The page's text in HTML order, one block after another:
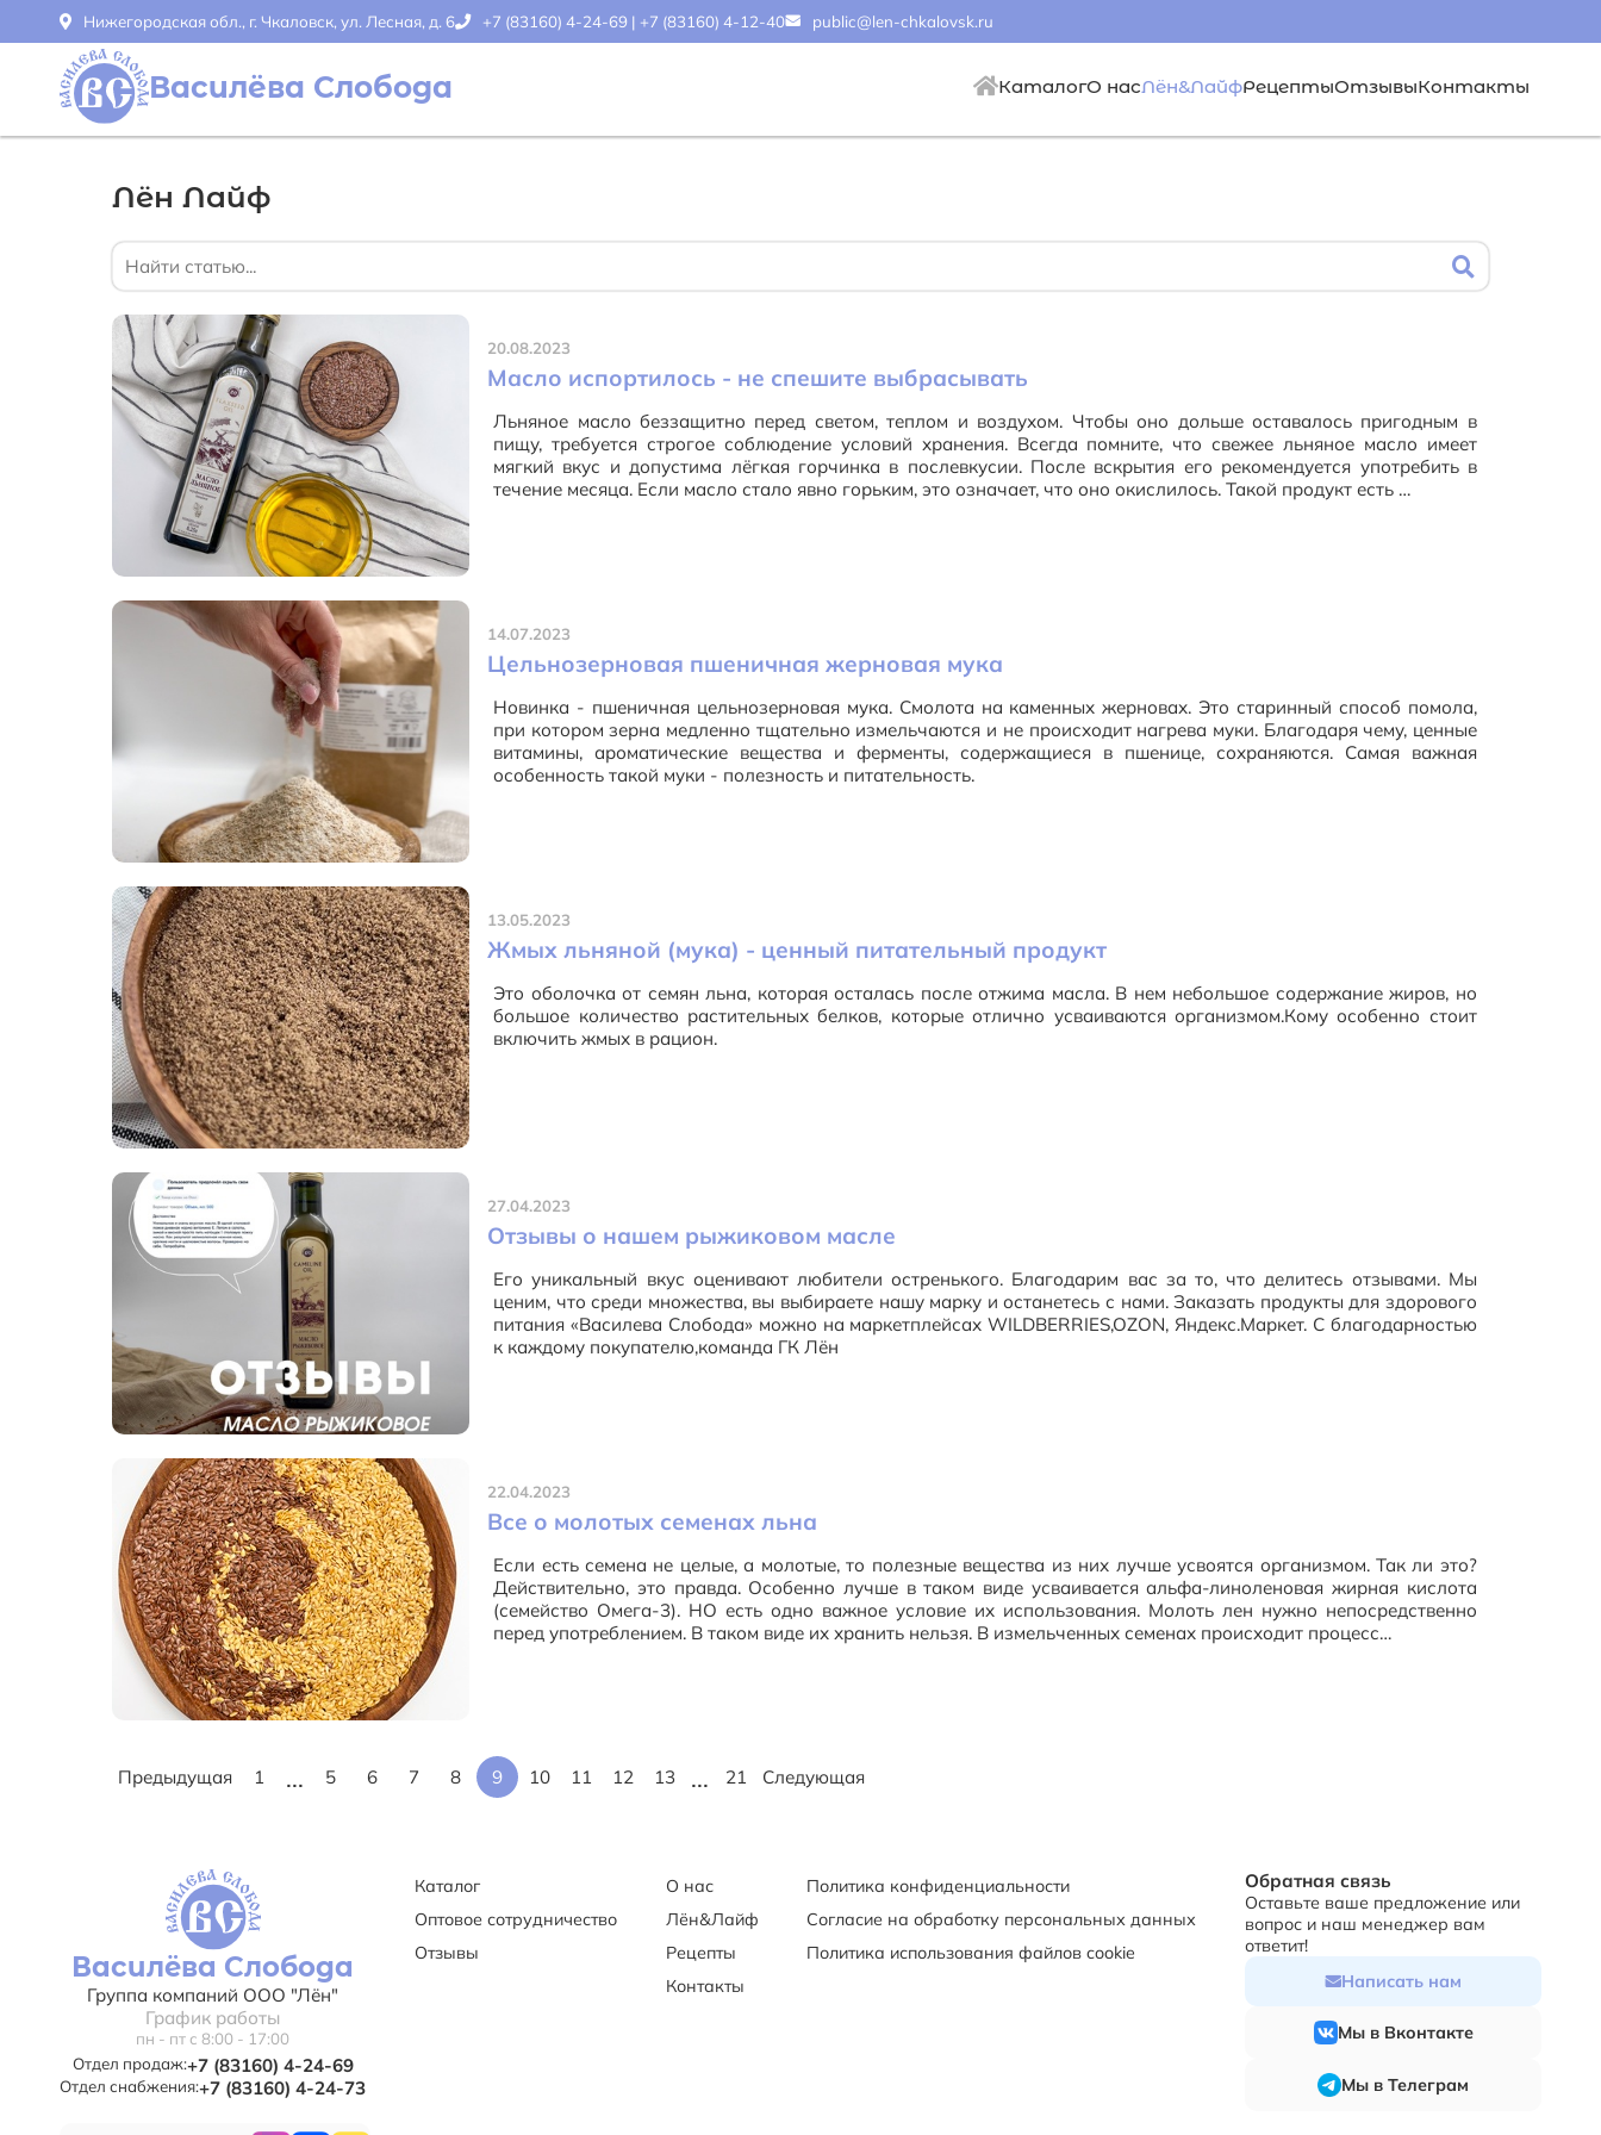
Нижегородская обл., г. Чкаловск, ул. Лесная, д. 6 +7 (83160) 4-24-69 | +7 (83160) 4-12-40 public@len-chkalovsk.ru
Василёва Слобода КаталогО насЛён&ЛайфРецептыОтзывыКонтакты
Лён Лайф
20.08.2023
Масло испортилось - не спешите выбрасывать
Льняное масло беззащитно перед светом, теплом и воздухом. Чтобы оно дольше оставалось пригодным в
пищу, требуется строгое соблюдение условий хранения. Всегда помните, что свежее льняное масло имеет
мягкий вкус и допустима лёгкая горчинка в послевкусии. После вскрытия его рекомендуется употребить в
течение месяца. Если масло стало явно горьким, это означает, что оно окислилось. Такой продукт есть …
14.07.2023
Цельнозерновая пшеничная жерновая мука
Новинка - пшеничная цельнозерновая мука. Смолота на каменных жерновах. Это старинный способ помола,
при котором зерна медленно тщательно измельчаются и не происходит нагрева муки. Благодаря чему, ценные
витамины, ароматические вещества и ферменты, содержащиеся в пшенице, сохраняются. Самая важная
особенность такой муки - полезность и питательность.
13.05.2023
Жмых льняной (мука) - ценный питательный продукт
Это оболочка от семян льна, которая осталась после отжима масла. В нем небольшое содержание жиров, но
большое количество растительных белков, которые отлично усваиваются организмом.Кому особенно стоит
включить жмых в рацион.
27.04.2023
Отзывы о нашем рыжиковом масле
Его уникальный вкус оценивают любители остренького. Благодарим вас за то, что делитесь отзывами. Мы
ценим, что среди множества, вы выбираете нашу марку и останетесь с нами. Заказать продукты для здорового
питания «Василева Слобода» можно на маркетплейсах WILDBERRIES,OZON, Яндекс.Маркет. С благодарностью
к каждому покупателю,команда ГК Лён
22.04.2023
Все о молотых семенах льна
Если есть семена не целые, а молотые, то полезные вещества из них лучше усвоятся организмом. Так ли это?
Действительно, это правда. Особенно лучше в таком виде усваивается альфа-линоленовая жирная кислота
(семейство Омега-3). НО есть одно важное условие их использования. Молоть лен нужно непосредственно
перед употреблением. В таком виде их хранить нельзя. В измельченных семенах происходит процесс…
Предыдущая 1 ... 5 6 7 8 9 10 11 12 13 ... 21 Следующая
Василёва Слобода
Группа компаний ООО "Лён"
График работы
пн - пт с 8:00 - 17:00
Отдел продаж:+7 (83160) 4-24-69
Отдел снабжения:+7 (83160) 4-24-73
Каталог
Оптовое сотрудничество
Отзывы
О нас
Лён&Лайф
Рецепты
Контакты
Политика конфиденциальности
Согласие на обработку персональных данных
Политика использования файлов cookie
Обратная связь
Оставьте ваше предложение или
вопрос и наш менеджер вам
ответит!
Написать нам
Мы в Вконтакте
Мы в Телеграм